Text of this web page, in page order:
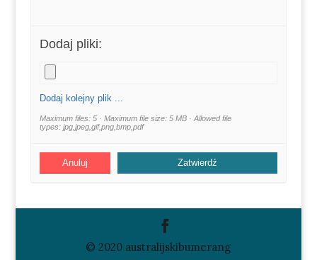
Dodaj pliki:
Dodaj kolejny plik ...
Maximum files: 5 · Maximum file size: 5 MB · Allowed file
types: jpg,jpeg,gif,png,bmp,pdf
Anuluj
© 2020 australijskibumerang